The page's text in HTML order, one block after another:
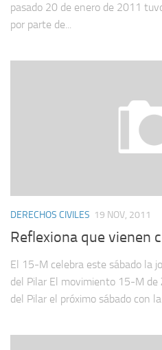
pasado 20 de enero de 2011
por parte de...
DERECHOS CIVILES 19 NOV, 2011
Reflexiona que vienen
El 15-M celebra este sábado la
del Pilar El movimiento 15-M de
del Pilar el próximo sábado con